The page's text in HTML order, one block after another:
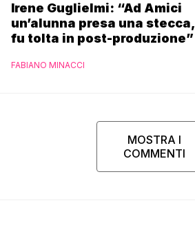
Irene Guglielmi: “Ad Amici
un’alunna presa una stecca,
fu tolta in post-produzione”
FABIANO MINACCI
MOSTRA I
COMMENTI